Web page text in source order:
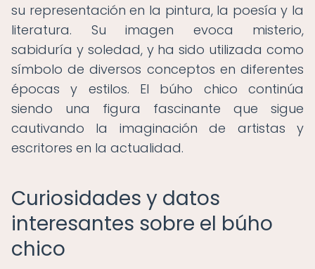
su representación en la pintura, la poesía y la
literatura. Su imagen evoca misterio,
sabiduría y soledad, y ha sido utilizada como
símbolo de diversos conceptos en diferentes
épocas y estilos. El búho chico continúa
siendo una figura fascinante que sigue
cautivando la imaginación de artistas y
escritores en la actualidad.
Curiosidades y datos
interesantes sobre el búho
chico